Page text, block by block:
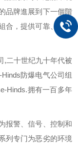
品牌進展到下一個階
合，提供可靠、有效
,二十世纪九十年代被
防爆电气公司组
Hinds.拥有一百多年
报警、信号、控制和
列专门为恶劣的环境